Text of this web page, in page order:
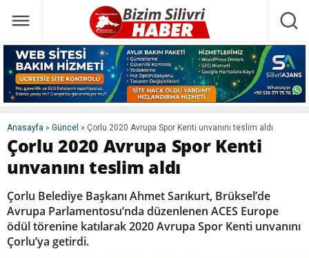
Anasayfa » Güncel » Çorlu 2020 Avrupa Spor Kenti unvanını teslim aldı
Çorlu 2020 Avrupa Spor Kenti
unvanını teslim aldı
Çorlu Belediye Başkanı Ahmet Sarıkurt, Brüksel’de
Avrupa Parlamentosu’nda düzenlenen ACES Europe
ödül törenine katılarak 2020 Avrupa Spor Kenti unvanını
Çorlu’ya getirdi.